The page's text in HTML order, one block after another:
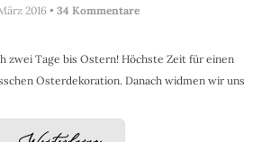
2016 • 34 Kommentare
zwei Tage bis Ostern! Höchste Zeit für einen
Osterdekoration. Danach widmen wir uns